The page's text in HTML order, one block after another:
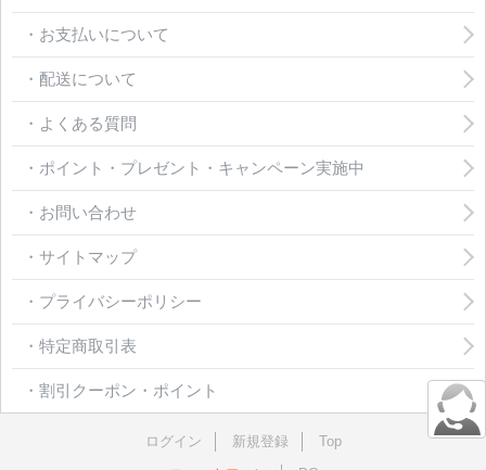
・お支払いについて
・配送について
・よくある質問
・ポイント・プレゼント・キャンペーン実施中
・お問い合わせ
・サイトマップ
・プライバシーポリシー
・特定商取引表
・割引クーポン・ポイント
ログイン 新規登録
Top